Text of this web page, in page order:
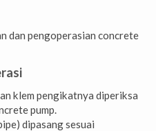
dan pengoperasian concrete
klem pengikatnya diperiksa
pump.
dipasang sesuai